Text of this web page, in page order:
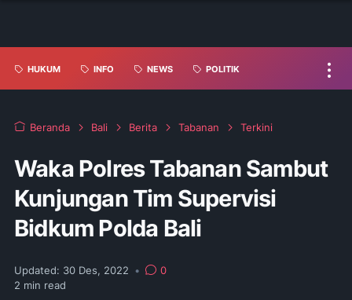
HUKUM INFO NEWS POLITIK
Beranda Bali Berita Tabanan Terkini
Waka Polres Tabanan Sambut
Kunjungan Tim Supervisi
Bidkum Polda Bali
Updated: 30 Des, 2022 •
0
2 min read